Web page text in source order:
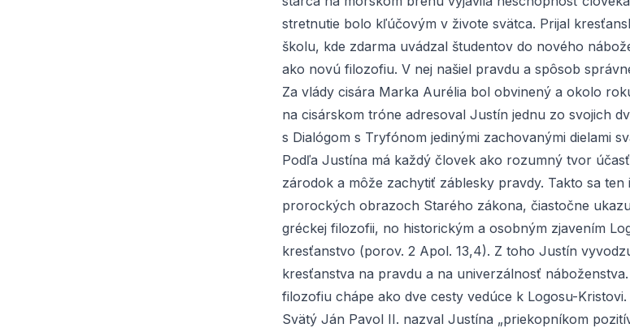
stretnutie bolo kľúčovým v živote svätca. Prijal
školu, kde zdarma uvádzal študentov do nového
ako novú filozofiu. V nej našiel pravdu a spôsob
Za vlády cisára Marka Aurélia bol obvinený a okolo
na cisárskom tróne adresoval Justín jednu zo svojich
s Dialógom s Tryfónom jedinými zachovanými dielami
Podľa Justína má každý človek ako rozumný tvor
zárodok a môže zachytiť záblesky pravdy. Takto sa ten
prorockých obrazoch Starého zákona, čiastočne
gréckej filozofii, no historickým a osobným zjavením
kresťanstvo (porov. 2 Apol. 13,4). Z toho Justín
kresťanstva na pravdu a na univerzálnosť
filozofiu chápe ako dve cesty vedúce k Logosu-Kristovi.
Svätý Ján Pavol II. nazval Justína „priekopníkom